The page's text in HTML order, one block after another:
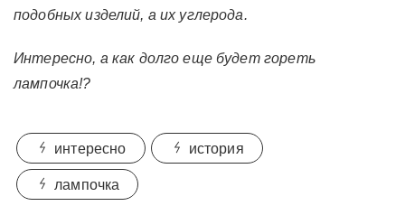
подобных изделий, а их углерода.
Интересно, а как долго еще будет гореть
лампочка!?
интересно история
лампочка